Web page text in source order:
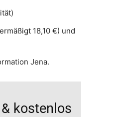
18,10 €) und
Jena.
kostenlos